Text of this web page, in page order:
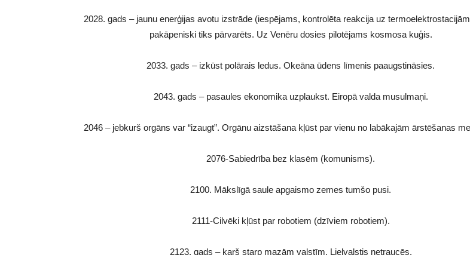
2028. gads – jaunu enerģijas avotu izstrāde (iespējams, kontrolēta reakcija uz
pakāpeniski tiks pārvarēts. Uz Venēru dosies pilotējams kosmosa kuģis.
2033. gads – izkūst polārais ledus. Okeāna ūdens līmenis paaugstināsies.
2043. gads – pasaules ekonomika uzplaukst. Eiropā valda musulmaņi.
2046 – jebkurš orgāns var “izaugt”. Orgānu aizstāšana kļūst par vienu no labākajām ārstēšanas
2076-Sabiedrība bez klasēm (komunisms).
2100. Mākslīgā saule apgaismo zemes tumšo pusi.
2111-Cilvēki kļūst par robotiem (dzīviem robotiem).
2123. gads – karš starp mazām valstīm. Lielvalstis netraucēs.